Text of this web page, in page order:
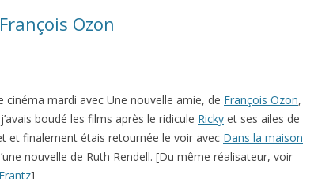
Ozon
cinéma mardi avec Une nouvelle amie, de François Ozon,
boudé les films après le ridicule Ricky et ses ailes de
et finalement étais retournée le voir avec Dans la maison
nouvelle de Ruth Rendell. [Du même réalisateur, voir
Frantz]